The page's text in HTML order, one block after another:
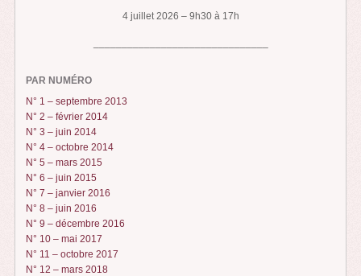
4 juillet 2026 – 9h30 à 17h
PAR NUMÉRO
N° 1 – septembre 2013
N° 2 – février 2014
N° 3 – juin 2014
N° 4 – octobre 2014
N° 5 – mars 2015
N° 6 – juin 2015
N° 7 – janvier 2016
N° 8 – juin 2016
N° 9 – décembre 2016
N° 10 – mai 2017
N° 11 – octobre 2017
N° 12 – mars 2018